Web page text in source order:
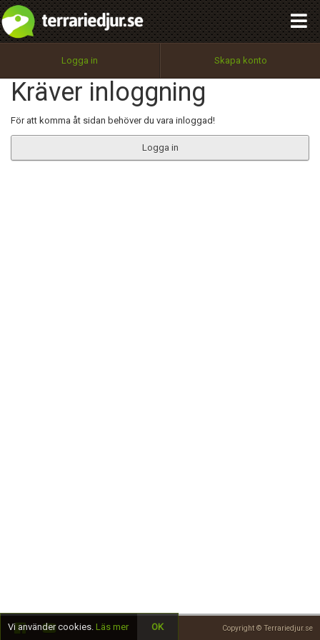
Logga in Skapa konto
Kräver inloggning
För att komma åt sidan behöver du vara inloggad!
Logga in
Copyright © Terrariedjur.se
Utför
100%
OK
integritetspolicy
Namn:
Epost:
Begär nytt lösenord
Tillbaka till förstasidan
Vi använder cookies. Läs mer OK